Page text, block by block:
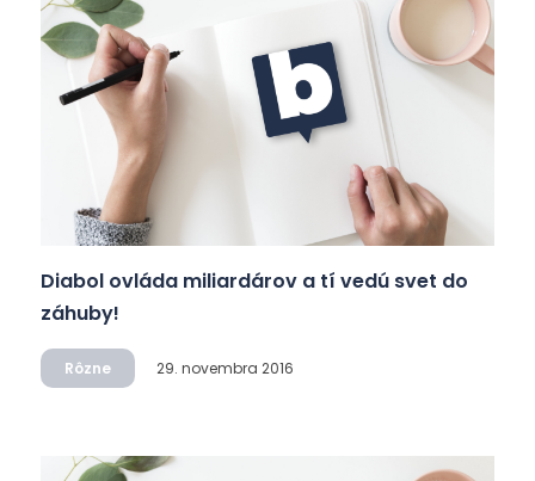
Diabol ovláda miliardárov a tí vedú svet do
záhuby!
Rôzne 29. novembra 2016